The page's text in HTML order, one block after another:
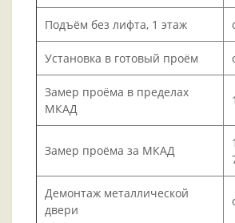
Подъём без лифта, 1 этаж
Установка в готовый проём
Замер проёма в пределах
МКАД
Замер проёма за МКАД
Демонтаж металлической
двери